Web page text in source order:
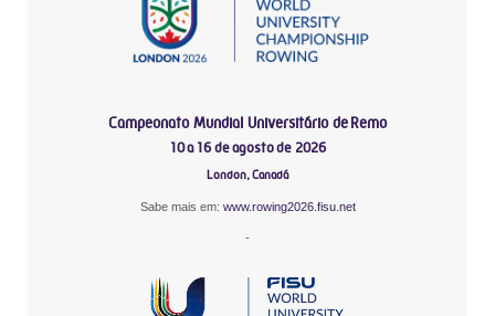
Campeonato Mundial Universitário de Remo
10 a 16 de agosto de 2026
London, Canadá
Sabe mais em: www.rowing2026.fisu.net
-